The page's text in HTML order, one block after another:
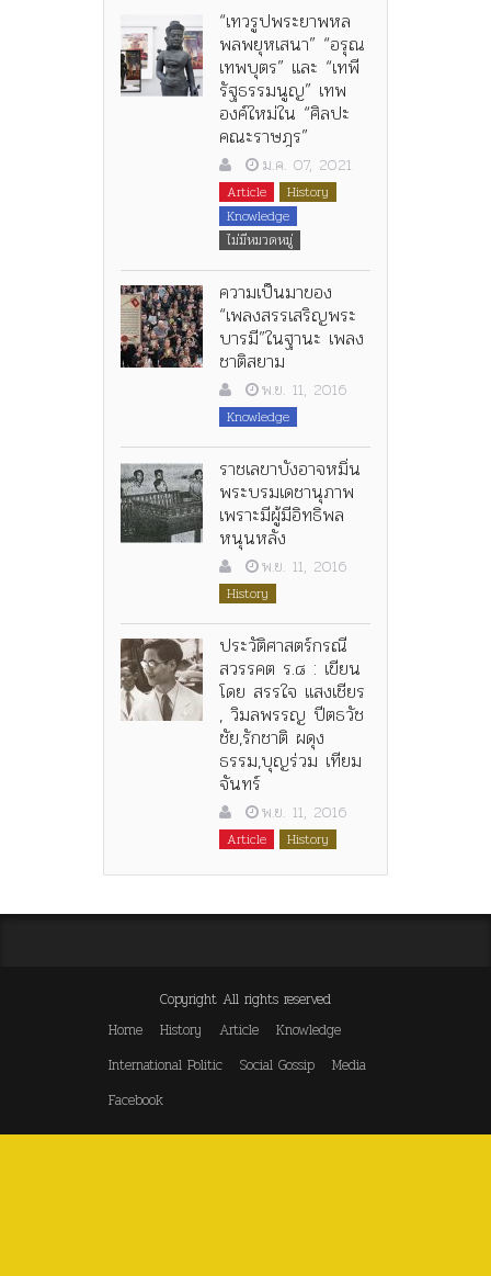
“เทวรูปพระยาพหล
พลพยุหเสนา” “อรุณ
เทพบุตร” และ “เทพี
รัฐธรรมนูญ” เทพ
องค์ใหม่ใน “ศิลปะ
คณะราษฎร”
ม.ค. 07, 2021
Article
History
Knowledge
ไม่มีหมวดหมู่
ความเป็นมาของ
“เพลงสรรเสริญพระ
บารมี”ในฐานะ เพลง
ชาติสยาม
พ.ย. 11, 2016
Knowledge
ราชเลขาบังอาจหมิ่น
พระบรมเดชานุภาพ
เพราะมีผู้มีอิทธิพล
หนุนหลัง
พ.ย. 11, 2016
History
ประวัติศาสตร์กรณี
สวรรคต ร.๘ : เขียน
โดย สรรใจ แสงเชียร
, วิมลพรรญ ปีตธวัช
ชัย,รักชาติ ผดุง
ธรรม,บุญร่วม เทียม
จันทร์
พ.ย. 11, 2016
Article History
Copyright All rights reserved
Home
History Article
Knowledge
International Politic
Social Gossip
Media
Facebook